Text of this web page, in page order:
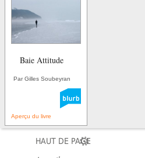
Baie Attitude
Par Gilles Soubeyran
Aperçu du livre
HAUT DE PAGE